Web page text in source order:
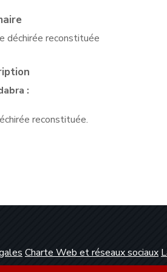
déchirée reconstituée
:
reconstituée.
Charte Web et réseaux sociaux